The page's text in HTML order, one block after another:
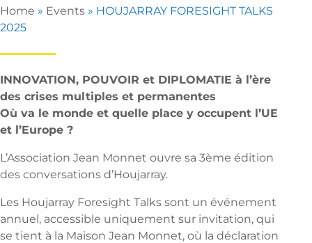
Home » Events » HOUJARRAY FORESIGHT TALKS
2025
INNOVATION, POUVOIR et DIPLOMATIE à l’ère
des crises multiples et permanentes
Où va le monde et quelle place y occupent l’UE
et l’Europe ?
L’Association Jean Monnet ouvre sa 3ème édition
des conversations d’Houjarray.
Les Houjarray Foresight Talks sont un événement
annuel, accessible uniquement sur invitation, qui
se tient à la Maison Jean Monnet, où la déclaration